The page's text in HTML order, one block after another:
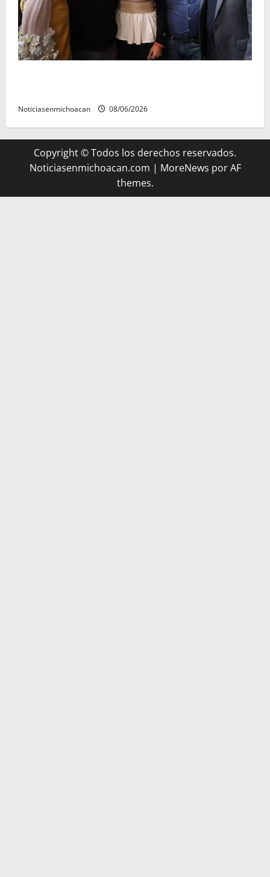
Noticiasenmichoacan 08/06/2026
Copyright © Todos los derechos reservados.
Noticiasenmichoacan.com | MoreNews por AF
themes.